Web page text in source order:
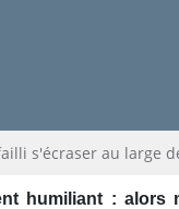
s'écraser au large
humiliant : alors